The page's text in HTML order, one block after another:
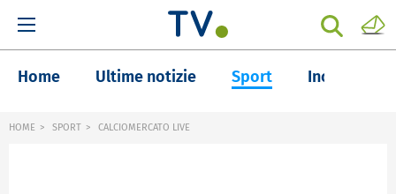
Home Ultime notizie Sport Inchieste
HOME SPORT CALCIOMERCATO LIVE